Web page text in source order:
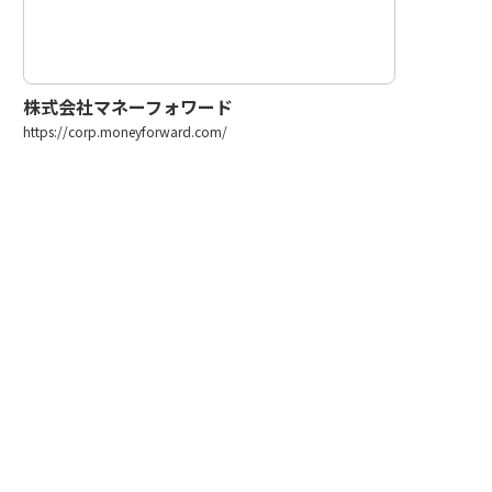
株式会社マネーフォワード
https://corp.moneyforward.com/